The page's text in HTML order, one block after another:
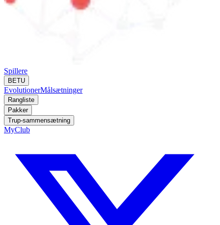
Spillere
BETU
EvolutionerMålsætninger
Rangliste
Pakker
Trup-sammensætning
MyClub